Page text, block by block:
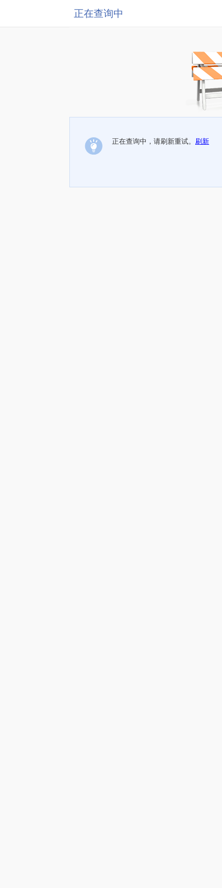
正在查询中
正在查询中，请刷新重试。 刷新